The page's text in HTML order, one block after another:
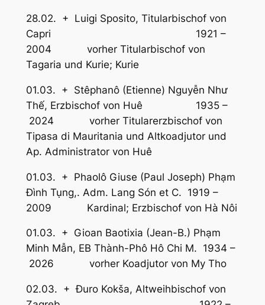
28.02. + Luigi Sposito, Titularbischof von
Capri 1921 –
2004 vorher Titularbischof von
Tagaria und Kurie; Kurie
01.03. + Stêphanô (Etienne) Nguyễn Như
Thế, Erzbischof von Huê 1935 –
2024 vorher Titularerzbischof von
Tipasa di Mauritania und Altkoadjutor und
Ap. Administrator von Huê
01.03. + Phaolô Giuse (Paul Joseph) Phạm
Ðình Tụng,. Adm. Lang Són et C. 1919 –
2009 Kardinal; Erzbischof von Hà Nôi
01.03. + Gioan Baotixia (Jean-B.) Phạm
Minh Mẫn, EB Thành-Phô Hô Chi M. 1934 –
2026 vorher Koadjutor von My Tho
02.03. + Ðuro Kokša, Altweihbischof von